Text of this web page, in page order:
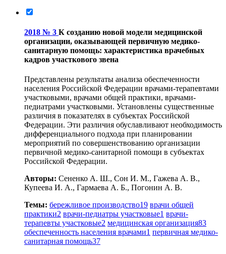
2018 № 3 К созданию новой модели медицинской
организации, оказывающей первичную медико­
санитарную помощь: характеристика врачебных
кадров участкового звена
Представлены результаты анализа обеспеченности
населения Российской Федерации врачами-терапевтами
участковыми, врачами общей практики, врачами-
педиатрами участковыми. Установлены существенные
различия в показателях в субъектах Российской
Федерации. Эти различия обуславливают необходимость
дифференциального подхода при планировании
мероприятий по совершенствованию организации
первичной медико-санитарной помощи в субъектах
Российской Федерации.
Авторы: Сененко А. Ш., Сон И. М., Гажева А. В.,
Купеева И. А., Гармаева А. Б., Погонин А. В.
Темы: бережливое производство19 врачи общей
практики2 врачи-педиатры участковые1 врачи-
терапевты участковые2 медицинская организация83
обеспеченность населения врачами1 первичная медико-
санитарная помощь37